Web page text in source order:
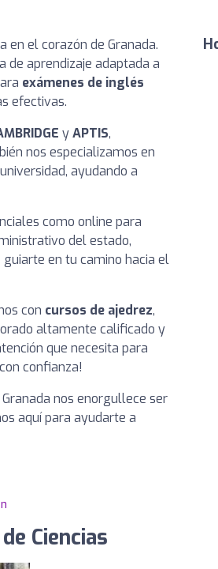
en el corazón de Granada.
de aprendizaje adaptada a
exámenes de inglés
efectivas.
yAPTIS,
nos especializamos en
ayudando a
como online para
del estado,
en tu camino hacia el
con cursos de ajedrez,
altamente calificado y
que necesita para
confianza!
nos enorgullece ser
aquí para ayudarte a
Ciencias